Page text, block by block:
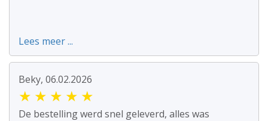
Lees meer ...
Beky, 06.02.2026
★ ★ ★ ★ ★
De bestelling werd snel geleverd, alles was